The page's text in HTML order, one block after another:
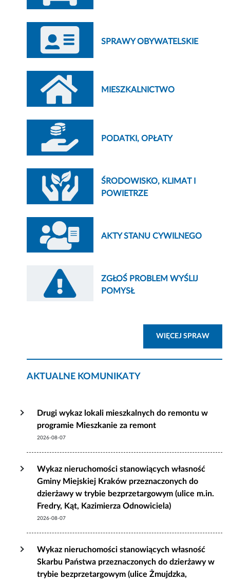
SPRAWY OBYWATELSKIE
AKTY STANU CYWILNEGO
MIESZKALNICTWO
PODATKI, OPŁATY
ŚRODOWISKO, KLIMAT I
POWIETRZE
ZGŁOŚ PROBLEM WYŚLIJ
POMYSŁ
WIĘCEJ SPRAW
AKTUALNE KOMUNIKATY
Drugi wykaz lokali mieszkalnych do remontu w
programie Mieszkanie za remont
2026-08-07
Wykaz nieruchomości stanowiących własność
Gminy Miejskiej Kraków przeznaczonych do
dzierżawy w trybie bezprzetargowym (ulice m.in.
Fredry, Kąt, Kazimierza Odnowiciela)
2026-08-07
Wykaz nieruchomości stanowiących własność
Skarbu Państwa przeznaczonych do dzierżawy w
trybie bezprzetargowym (ulice Żmujdzka,